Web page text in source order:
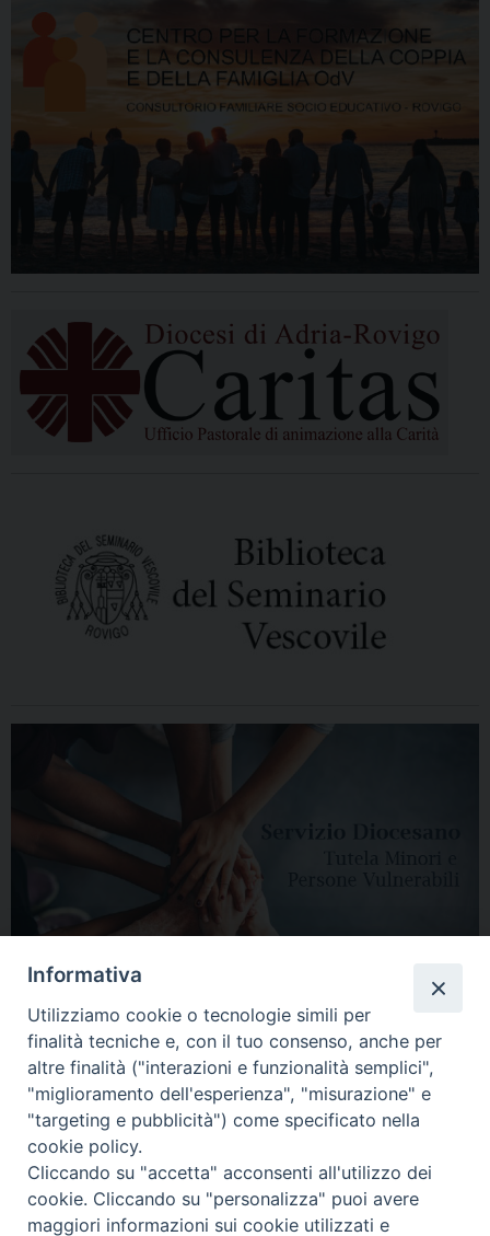
HOME DIOCESI VESCOVO CURIA VESCOVILE NEWS
APPUNTAMENTI CONTATTI SERVIZIO ANTENATI
Copyright © 2018 - 2021Diocesi di Adria Rovigo.All Rights Reserved.
Informativa
Utilizziamo cookie o tecnologie simili per
finalità tecniche e, con il tuo consenso, anche per
altre finalità ("interazioni e funzionalità semplici",
"miglioramento dell'esperienza", "misurazione" e
"targeting e pubblicità") come specificato nella
cookie policy.
Cliccando su "accetta" acconsenti all'utilizzo dei
cookie. Cliccando su "personalizza" puoi avere
maggiori informazioni sui cookie utilizzati e